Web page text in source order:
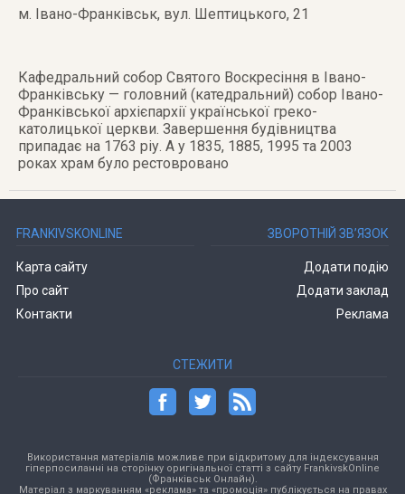
м. Івано-Франківськ, вул. Шептицького, 21
Кафедральний собор Святого Воскресіння в Івано-
Франківську — головний (катедральний) собор Івано-
Франківської архієпархії української греко-
католицької церкви. Завершення будівництва
припадає на 1763 ріу. А у 1835, 1885, 1995 та 2003
роках храм було рестовровано
FRANKIVSKONLINE
Карта сайту
Про сайт
Контакти
ЗВОРОТНІЙ ЗВ’ЯЗОК
Додати подію
Додати заклад
Реклама
СТЕЖИТИ
Використання матеріалів можливе при відкритому для індексування
гіперпосиланні на сторінку оригінальної статті з сайту FrankivskOnline
(Франківськ Онлайн).
Матеріал з маркуванням «реклама» та «промоція» публікується на правах